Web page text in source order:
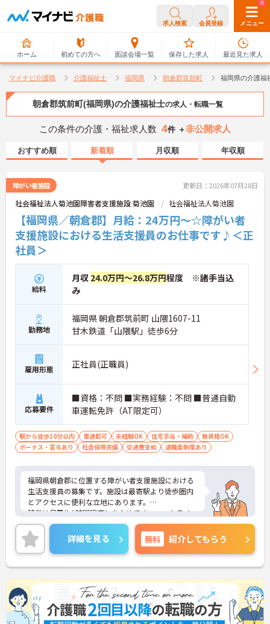
求人検索 会員登録 メニュー
ホーム 初めての方へ 面談会場一覧
0
保存した求人
0
最近見た求人
マイナビ介護職 介護福祉士 福岡県 朝倉郡筑前町 福岡県の介護福
朝倉郡筑前町(福岡県)の介護福祉士の求人・転職一覧
この条件の介護・福祉求人数 4件 ＋非公開求人
おすすめ順 新着順 月収順 年収順
障がい者施設 更新日：2026年07月28日
社会福祉法人菊池園障害者支援施設 菊池園 社会福祉法人菊池園
【福岡県／朝倉郡】月給：24万円～☆障がい者
支援施設における生活支援員のお仕事です♪＜正
社員＞
給料
月収 24.0万円～26.8万円程度 ※諸手当込
み
勤務地
福岡県 朝倉郡筑前町 山隈1607-11
甘木鉄道「山隈駅」徒歩6分
雇用形態 正社員(正職員)
応募要件
■資格：不問 ■実務経験：不問 ■普通自動
車運転免許（AT限定可）
駅から徒歩10分以内 車通勤可 未経験OK 住宅手当・補助
無資格OK
ボーナス・賞与あり
社会保険完備 交通費支給 退職金制度あり
福岡県朝倉郡に位置する障がい者支援施設における
生活支援員の募集です。施設は最寄駅より徒歩圏内
とアクセスに便利な立地にあります。
残業は月平均1時間程度と少なめです。ワークライフ
バランスを保ちながらご勤務いただけます。また、
育児休業や介護休業の取得実績があり、ライフステ
ージが変化しても働ける職場環境です。
ご興味のある方には、面接対策ポイントなど、さら
に詳細をご案内しますのでお気軽にご相談くださ
い！
詳細を見る 無料 紹介してもらう